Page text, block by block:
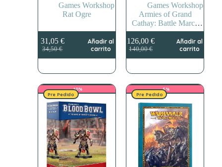
Games Workshop
Rat Ogre
34,50€
El
precio
era:
34,50 €.
31,05 €
El
precio
es:
31,05 €.
Añadir al
carrito
Games Workshop
Armies of Grand
Cathay: Battle March
Army
140,00€
El
precio
era:
140,00 €.
126,00€
El
precio
es:
126,00 €.
Añadir al
carrito
Pre Pedido
-10%
Pre Pedido
-5%